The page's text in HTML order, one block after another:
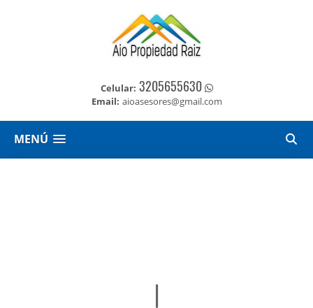
Celular: 3205655630
Email: aioasesores@gmail.com
MENÚ